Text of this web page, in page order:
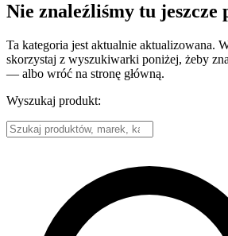
Nie znaleźliśmy tu jeszcze
Ta kategoria jest aktualnie aktualizowana.
skorzystaj z wyszukiwarki poniżej, żeby
— albo wróć na stronę główną.
Wyszukaj produkt: